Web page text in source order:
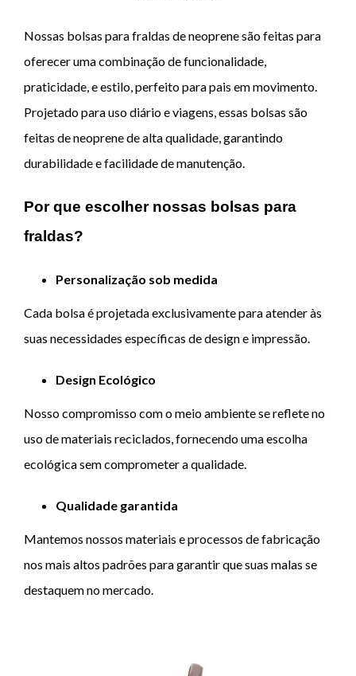
Nossas bolsas para fraldas de neoprene são feitas para
oferecer uma combinação de funcionalidade,
praticidade, e estilo, perfeito para pais em movimento.
Projetado para uso diário e viagens, essas bolsas são
feitas de neoprene de alta qualidade, garantindo
durabilidade e facilidade de manutenção.
Por que escolher nossas bolsas para
fraldas?
Personalização sob medida
Cada bolsa é projetada exclusivamente para atender às
suas necessidades específicas de design e impressão.
Design Ecológico
Nosso compromisso com o meio ambiente se reflete no
uso de materiais reciclados, fornecendo uma escolha
ecológica sem comprometer a qualidade.
Qualidade garantida
Mantemos nossos materiais e processos de fabricação
nos mais altos padrões para garantir que suas malas se
destaquem no mercado.